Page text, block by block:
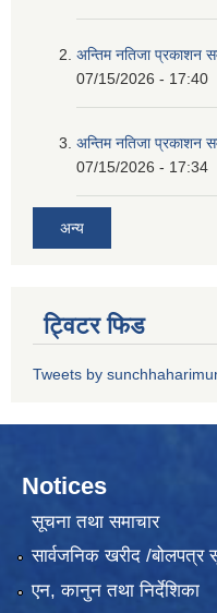
अन्तिम नतिजा प्रकाशन
07/15/2026 - 17:40
अन्तिम नतिजा प्रकाशन
07/15/2026 - 17:34
अन्य
ट्विटर फिड
Tweets by
Notices
सूचना तथा समाचार
सार्वजनिक खरीद /बोलपत्र
एन, कानुन तथा निर्देशिका